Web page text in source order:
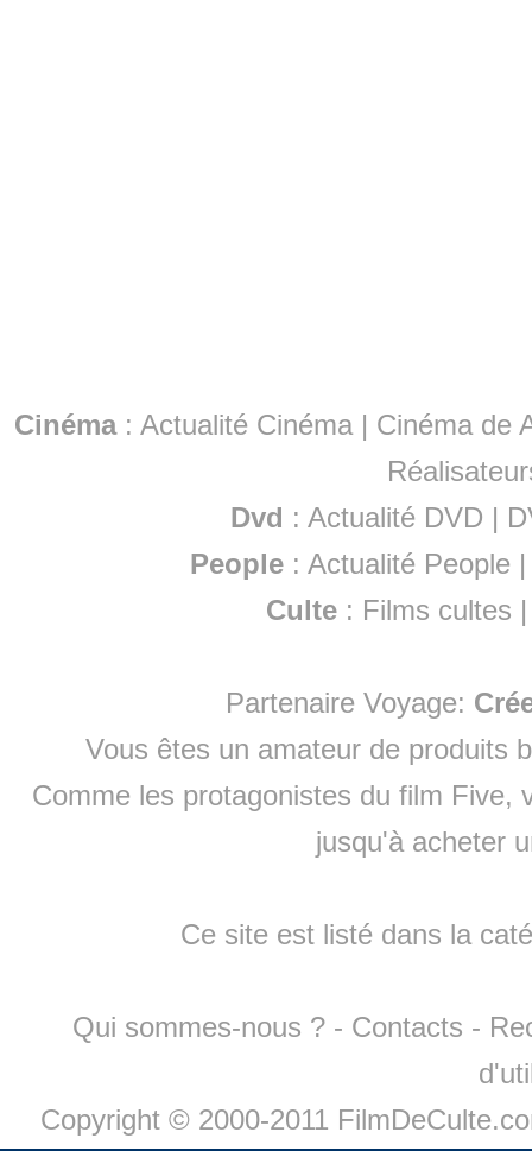
Cinéma: Actualité Cinéma | Cinéma de
Dvd : Actualité DVD |
People :Actualité People
Culte : Films cultes
Partenaire Voyage:
Vous êtes un amateur de produits
Comme les protagonistes du film Five,
jusqu'à acheter
Ce site est listé dans la
Qui sommes-nous ? - Contacts -
Copyright © 2000-2011